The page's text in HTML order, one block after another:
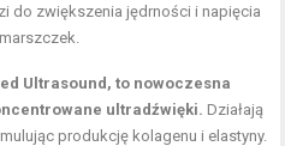
do zwiększenia jędrności i napięcia
Ultrasound, to nowoczesna
ultradźwięki. Działają
produkcję kolagenu i elastyny.